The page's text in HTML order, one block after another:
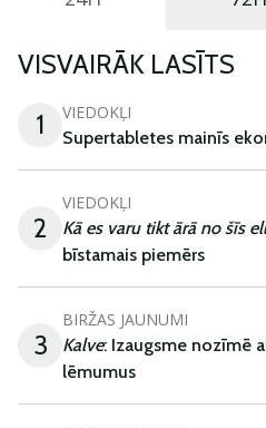
VISVAIRĀK LASĪTS
1
VIEDOKĻI
Supertabletes mainīs
2
VIEDOKĻI
Kā es varu tikt ārā no šīs
bīstamais piemērs
3
BIRŽAS JAUNUMI
Kalve: Izaugsme nozīmē
lēmumus